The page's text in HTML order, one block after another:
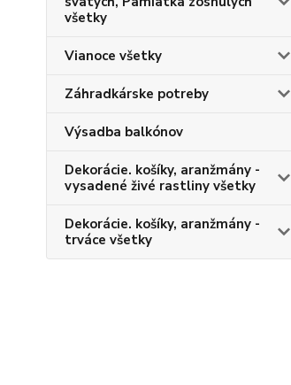
všetky
Vianoce všetky
Záhradkárske potreby
Výsadba balkónov
Dekorácie. košíky, aranžmány -
vysadené živé rastliny všetky
Dekorácie. košíky, aranžmány -
trváce všetky